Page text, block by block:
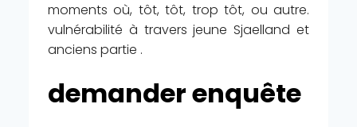
moments où, tôt, tôt, trop tôt, ou autre.
vulnérabilité à travers jeune Sjaelland et
anciens partie .
demander enquête